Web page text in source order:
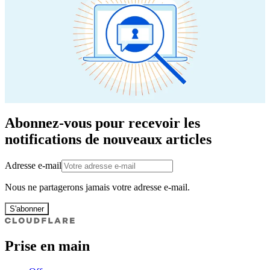
Abonnez-vous pour recevoir les
notifications de nouveaux articles
Adresse e-mail
Nous ne partagerons jamais votre adresse e-mail.
S'abonner
Prise en main